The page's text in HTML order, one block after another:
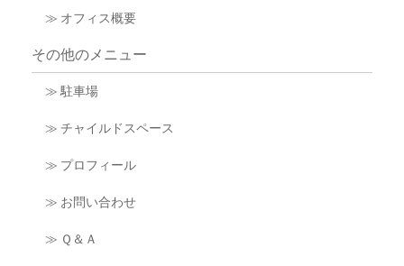
≫ オフィス概要
その他のメニュー
≫ 駐車場
≫ チャイルドスペース
≫ プロフィール
≫ お問い合わせ
≫ Ｑ＆Ａ